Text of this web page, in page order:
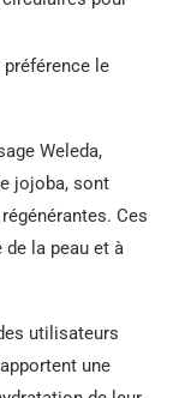
préférence le
Weleda,
jojoba, sont
Ces
la peau et à
utilisateurs
une